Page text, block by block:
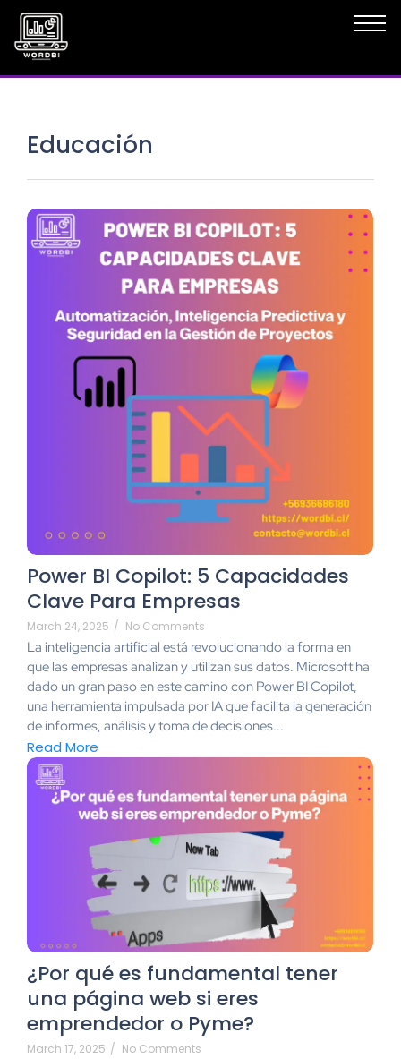
Educación
Power BI Copilot: 5 Capacidades
Clave Para Empresas
March 24, 2025 / No Comments
La inteligencia artificial está revolucionando la forma en
que las empresas analizan y utilizan sus datos. Microsoft ha
dado un gran paso en este camino con Power BI Copilot,
una herramienta impulsada por IA que facilita la generación
de informes, análisis y toma de decisiones...
Read More
¿Por qué es fundamental tener
una página web si eres
emprendedor o Pyme?
March 17, 2025 / No Comments